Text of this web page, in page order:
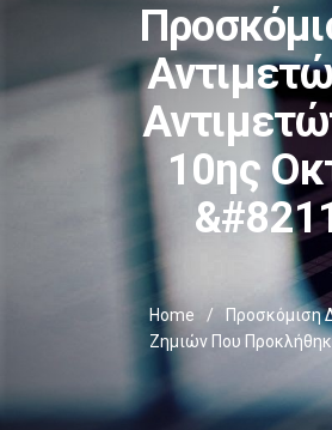
10ης
Home /
Προσκόμιση
Ζημιών Που